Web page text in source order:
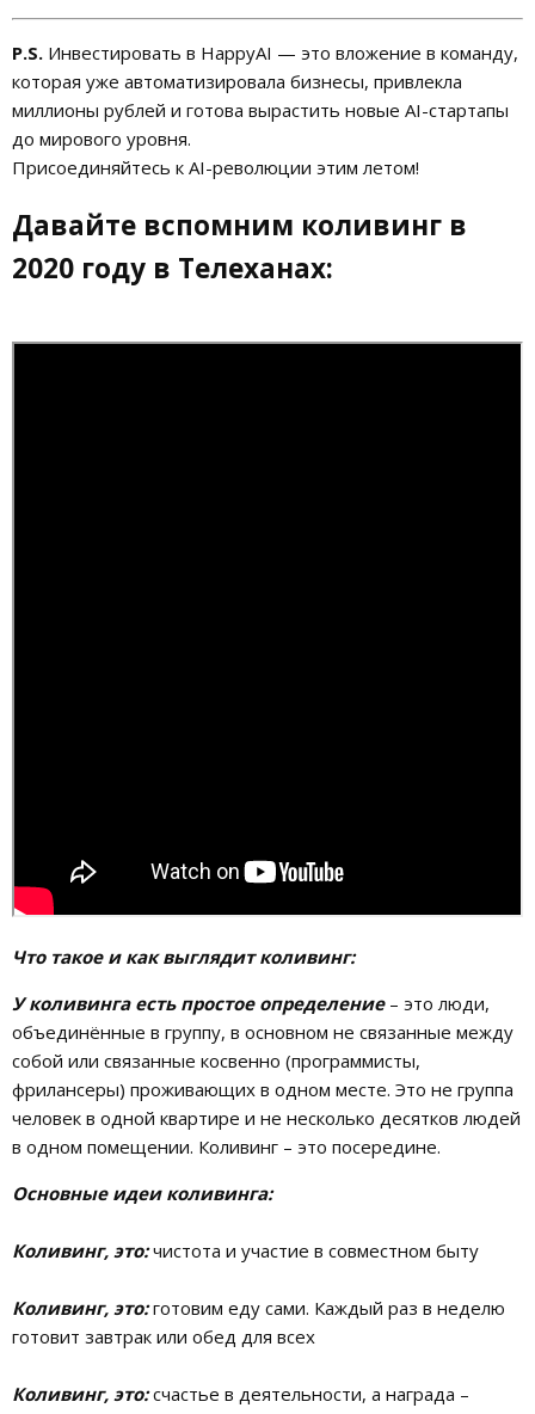
P.S. Инвестировать в HappyAI — это вложение в команду,
которая уже автоматизировала бизнесы, привлекла
миллионы рублей и готова вырастить новые AI-стартапы
до мирового уровня.
Присоединяйтесь к AI-революции этим летом!
Давайте вспомним коливинг в
2020 году в Телеханах:
Что такое и как выглядит коливинг:
У коливинга есть простое определение– это люди,
объединённые в группу, в основном не связанные между
собой или связанные косвенно (программисты,
фрилансеры) проживающих в одном месте. Это не группа
человек в одной квартире и не несколько десятков людей
в одном помещении. Коливинг – это посередине.
Основные идеи коливинга:
Коливинг, это:чистота и участие в совместном быту
Коливинг, это:готовим еду сами. Каждый раз в неделю
готовит завтрак или обед для всех
Коливинг, это:счастье в деятельности, а награда –